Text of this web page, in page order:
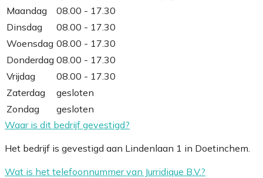
Maandag
08.00 - 17.30
Dinsdag
08.00 - 17.30
Woensdag 08.00 - 17.30
Donderdag 08.00 - 17.30
Vrijdag
08.00 - 17.30
Zaterdag
gesloten
Zondag
gesloten
Waar is dit bedrijf gevestigd?
Het bedrijf is gevestigd aan Lindenlaan 1 in Doetinchem.
Wat is het telefoonnummer van Jurridique B.V.?